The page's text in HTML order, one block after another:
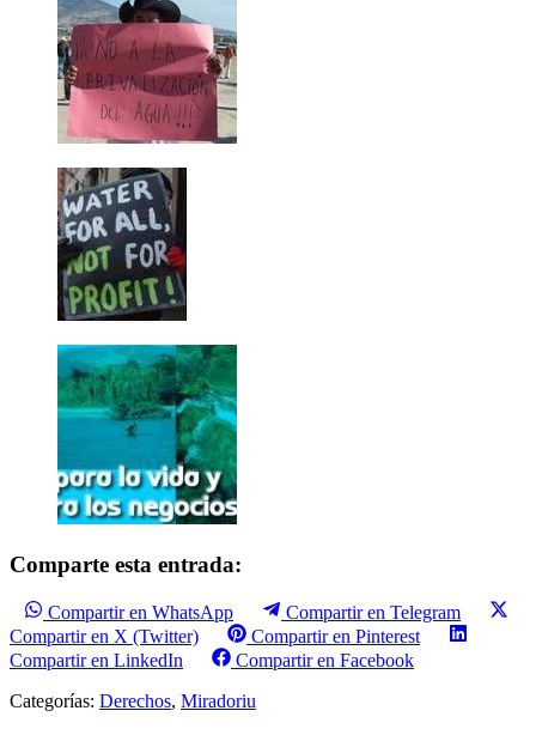
Comparte esta entrada:
Compartir en WhatsApp
Compartir en Telegram
Compartir en X (Twitter)
Compartir en Pinterest
Compartir en LinkedIn
Compartir en Facebook
Categorías: Derechos, Miradoriu